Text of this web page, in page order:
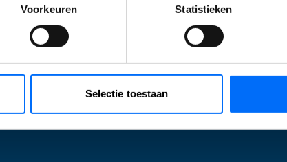
Voorkeuren Statistieken
Selectie toestaan
met ons op om jouw specifieke mogelijkheden te bespreken!
Start jouw Business Central trial